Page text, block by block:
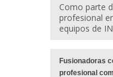
Como parte
profesional
equipos de
Fusionadoras
profesional